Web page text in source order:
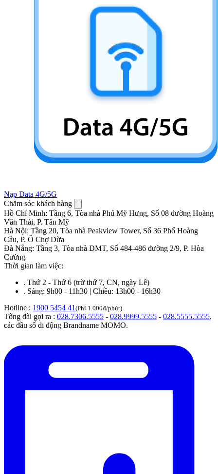
Nạp Data 4G/5G
Chăm sóc khách hàng
Hồ Chí Minh: Tầng 6, Tòa nhà Phú Mỹ Hưng, Số 08 đường Hoàng
Văn Thái, P. Tân Mỹ
Hà Nội: Tầng 20, Tòa nhà Peakview Tower, Số 36 Phố Hoàng
Cầu, P. Ô Chợ Dừa
Đà Nẵng: Tầng 3, Tòa nhà DMT, Số 484-486 đường 2/9, P. Hòa
Cường
Thời gian làm việc:
. Thứ 2 - Thứ 6 (trừ thứ 7, CN, ngày Lễ)
. Sáng: 9h00 - 11h30 | Chiều: 13h00 - 16h30
Hotline : 1900 5454 41 (Phí 1.000đ/phút)
Tổng đài gọi ra : 028.7306.5555 - 028.9999.5555 - 028.5555.5555,
các đầu số di động Brandname MOMO.